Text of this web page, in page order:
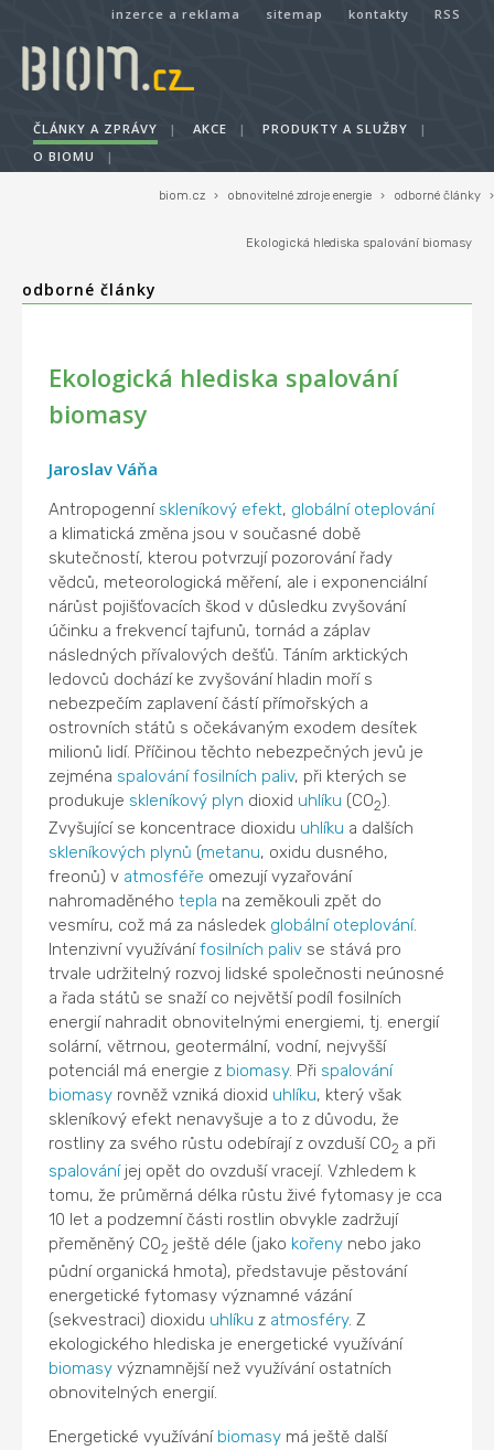
inzerce a reklama sitemap kontakty RSS
ČLÁNKY A ZPRÁVY | AKCE | PRODUKTY A SLUŽBY
|
O BIOMU
|
biom.cz › obnovitelné zdroje energie › odborné články ›
Ekologická hlediska spalování biomasy
odborné články
Ekologická hlediska spalování
biomasy
Jaroslav Váňa
Antropogenní skleníkový efekt, globální oteplování
a klimatická změna jsou v současné době
skutečností, kterou potvrzují pozorování řady
vědců, meteorologická měření, ale i exponenciální
nárůst pojišťovacích škod v důsledku zvyšování
účinku a frekvencí tajfunů, tornád a záplav
následných přívalových dešťů. Táním arktických
ledovců dochází ke zvyšování hladin moří s
nebezpečím zaplavení částí přímořských a
ostrovních států s očekávaným exodem desítek
milionů lidí. Příčinou těchto nebezpečných jevů je
zejména spalování fosilních paliv, při kterých se
produkuje skleníkový plyn dioxid uhlíku (CO2).
Zvyšující se koncentrace dioxidu uhlíku a dalších
skleníkových plynů (metanu, oxidu dusného,
freonů) v atmosféře omezují vyzařování
nahromaděnéhotepla na zeměkouli zpět do
vesmíru, což má za následek globální oteplování.
Intenzivní využívánífosilních paliv se stává pro
trvale udržitelný rozvoj lidské společnosti neúnosné
a řada států se snaží co největší podíl fosilních
energií nahradit obnovitelnými energiemi, tj. energií
solární, větrnou, geotermální, vodní, nejvyšší
potenciál má energie z biomasy. Při spalování
biomasy rovněž vzniká dioxid uhlíku, který však
skleníkový efekt nenavyšuje a to z důvodu, že
rostliny za svého růstu odebírají z ovzduší CO2 a při
spalováníjej opět do ovzduší vracejí. Vzhledem k
tomu, že průměrná délka růstu živé fytomasy je cca
10 let a podzemní části rostlin obvykle zadržují
přeměněný CO2 ještě déle (jako kořeny nebo jako
půdní organická hmota), představuje pěstování
energetické fytomasy významné vázání
(sekvestraci) dioxidu uhlíku z atmosféry. Z
ekologického hlediska je energetické využívání
biomasy významnější než využívání ostatních
obnovitelných energií.
Energetické využívání biomasy má ještě další